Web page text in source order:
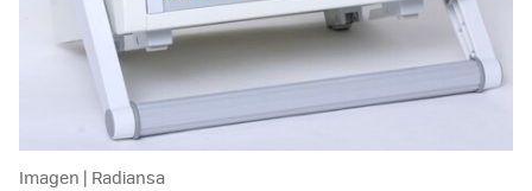
Imagen | Radiansa